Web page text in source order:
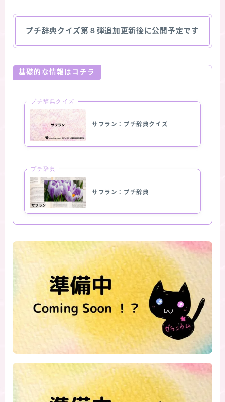
プチ辞典クイズ第８弾追加更新後に公開予定です
基礎的な情報はコチラ
プチ辞典クイズ
サフラン：プチ辞典クイズ
プチ辞典
サフラン：プチ辞典